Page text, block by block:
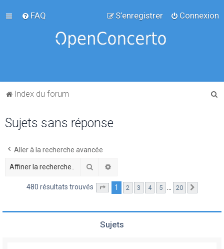
FAQ Connexion
S’enregistrer
Index du forum
Sujets sans réponse
Aller à la recherche avancée
Rechercher
480 résultats trouvés Page sur20
1 2 3 4 5 … 20
Sujets